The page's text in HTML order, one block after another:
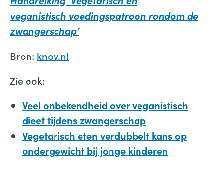
veganistisch voedingspatroon rondom de
zwangerschap’
Bron: knov.nl
Zie ook:
Veel onbekendheid over veganistisch
dieet tijdens zwangerschap
Vegetarisch eten verdubbelt kans op
ondergewicht bij jonge kinderen